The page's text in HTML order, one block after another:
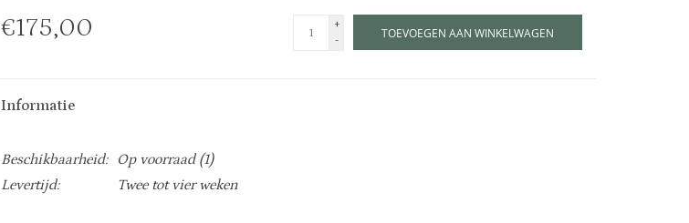
€175,00
+
-
TOEVOEGEN AAN WINKELWAGEN
Informatie
Beschikbaarheid: Op voorraad(1)
Levertijd:
Twee tot vier weken